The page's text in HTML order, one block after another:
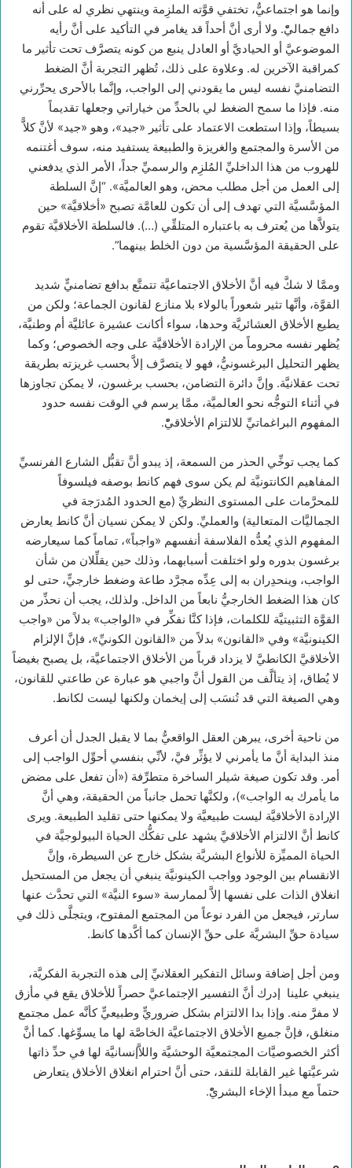
وإنما هو اجتماعيٌّ، تختفي قوَّته الملزِمة وينتهي نظري له على أنه
دافع جماليّْ. ولا أرى أنَّ أحداً قد يغامر في التأكيد على أنَّ رأيه
الموضوعيَّ أو الحياديَّ أو العادل ينبع من كونه يتصرَّف تحت تأثير ما
كمراقبة الآخرين له. وعلاوة على ذلك، تُظهر التجربة أنَّ الضغط
التضامنيَّ نفسه ليس ما يقودني إلى الواجب، وإنَّما بالأحرى يحرِّرني
منه. فإذا ما سمح الضغط لي بالحدِّ من خياراتي وجعلها تقديماً
بسيطاً، وإذا استطعت الاعتماد على تأثير «جيد»، وهو «جيد» لأنَّ كلاًّ
من الأسرة والمجتمع والغريزة والطبيعة يستفيد منه، سوف أغتنمه
للهروب من هذا الداخليِّ المُلزِم والرسميِّ جداً، الأمر الذي يدفعني
إلى العمل من أجل مطلب محض، وهو العالميَّة». “إنَّ السلطة
المؤسَّسيَّة التي تهدف إلى أن تكون للعامَّة تصبح «أخلاقيَّة» حين
يتولاَّها من يُعترف به باعتباره المتلقِّي (…). فالسلطة الأخلاقيَّة تقوم
على الحقيقة المؤسَّسية من دون الخلط بينهما”.
وممَّا لا شكَّ فيه أنَّ الأخلاق الاجتماعيَّة تتمتَّع بدافع تضامنيٍّ شديد
القوَّة، وأنَّها تثير شعوراً بالولاء بلا منازع لقانون الجماعة؛ ولكن من
يطيع الأخلاق العشائريَّة وحدها، سواء أكانت عشيرة عائليَّة أم وطنيَّة،
يُظهر نفسه محروماً من الإرادة الأخلاقيَّة على وجه الخصوص؛ وكما
يظهر التحليل البرغسونيُّ، فهو لا يتصرَّف إلاَّ بحسب غريزته بطريقة
تحت عقلانيَّة. وإنَّ دائرة التضامن، بحسب برغسون، لا يمكن تجاوزها
في أثناء التوجُّه نحو العالميَّة، ممَّا يرسم في الوقت نفسه حدود
المفهوم البراغماتيِّ للالتزام الأخلاقيّْ.
كما يجب توخِّي الحذر من السمعة، إذ يبدو أنَّ تقبُّل الشارع الفرنسيِّ
المفاهيم الكانتونيَّة لم يكن سوى فهم كانط بوصفه فيلسوفاً
للمحرَّمات على المستوى النظريِّ (مع الحدود المُدرَجة في
الجماليَّات المتعالية) والعمليِّ. ولكن لا يمكن نسيان أنَّ كانط يعارض
المفهوم الذي يُعدُّه الفلاسفة أنفسهم «واجباً»، تماماً كما سيعارضه
برغسون بدوره ولو اختلفت أسبابهما، وذلك حين يقلِّلان من شأن
الواجب، وينحدِران به إلى عِدِّه مجرَّد طاعة وضغط خارجيٍّ، حتى لو
كان هذا الضغط الخارجيُّ نابعاً من الداخل. ولذلك، يجب أن نحذِّر من
القوَّة التثبيتيَّة للكلمات، فإذا كنَّا نفكِّر في «الواجب» بدلاً من «واجب
الكينونيَّة» وفي «القانون» بدلاً من «القانون الكونيِّ»، فإنَّ الإلزام
الأخلاقيَّ الكانطيَّ لا يزداد قرباً من الأخلاق الاجتماعيَّة، بل يصبح بغيضاً
لا يُطاق، إذ يتألَّف من القول أنَّ واجبي هو عبارة عن طاعتي للقانون،
وهي الصيغة التي قد تُنسَب إلى إيخمان ولكنها ليست لكانط.
من ناحية أخرى، يبرهن العقل الواقعيُّ بما لا يقبل الجدل أن أعرف
منذ البداية أنَّ ما يأمرني لا يؤثِّر فيَّ، لأنِّي بنفسي أحوِّل الواجب إلى
أمر. وقد تكون صيغة شيلر الساخرة متطرِّفة («أن تفعل على مضض
ما يأمرك به الواجب»)، ولكنَّها تحمل جانباً من الحقيقة، وهي أنَّ
الإرادة الأخلاقيَّة ليست طبيعيَّة ولا يمكنها حتى تقليد الطبيعة. ويرى
كانط أنَّ الالتزام الأخلاقيَّ يشهد على تفكُّك الحياة البيولوجيَّة في
الحياة المميِّزة للأنواع البشريَّة بشكل خارج عن السيطرة، وإنَّ
الانقسام بين الوجود وواجب الكينونيَّة ينبغي أن يجعل من المستحيل
انغلاق الذات على نفسها إلاَّ لممارسة «سوء النيَّة» التي تحدَّث عنها
سارتر، فيجعل من الفرد نوعاً من المجتمع المفتوح، ويتجلَّى ذلك في
سيادة حقِّ البشريَّة على حقِّ الإنسان كما أكَّدها كانط.
ومن أجل إضافة وسائل التفكير العقلانيِّ إلى هذه التجربة الفكريَّة،
ينبغي علينا إدرك أنَّ التفسير الإجتماعيَّ حصراً للأخلاق يقع في مأزق
لا مفرَّ منه. وإذا بدا الالتزام بشكل ضروريٍّ وطبيعيٍّ كأنَّه عمل مجتمع
منغلق، فإنَّ جميع الأخلاق الاجتماعيَّة الخاصَّة لها ما يسوِّغها. كما أنَّ
أكثر الخصوصيَّات المجتمعيَّة الوحشيَّة واللاَّإنسانيَّة لها في حدِّ ذاتها
شرعيَّتها غير القابلة للنقد، حتى أنَّ احترام انغلاق الأخلاق يتعارض
حتماً مع مبدأ الإخاء البشريّْ.